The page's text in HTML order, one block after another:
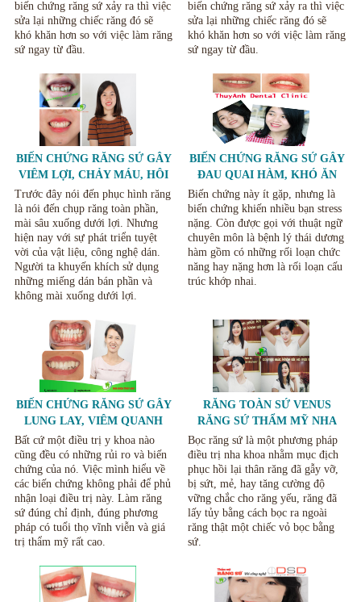
biến chứng răng sứ xảy ra thì việc
sửa lại những chiếc răng đó sẽ
khó khăn hơn so với việc làm răng
sứ ngay từ đầu.
biến chứng răng sứ xảy ra thì việc
sửa lại những chiếc răng đó sẽ
khó khăn hơn so với việc làm răng
sứ ngay từ đầu.
BIẾN CHỨNG RĂNG SỨ GÂY
VIÊM LỢI, CHẢY MÁU, HÔI
MIỆNG VÀ CÁCH KHẮC
PHỤC
Trước đây nói đến phục hình răng
là nói đến chụp răng toàn phần,
mài sâu xuống dưới lợi. Nhưng
hiện nay với sự phát triển tuyệt
vời của vật liệu, công nghệ dán.
Người ta khuyến khích sử dụng
những miếng dán bán phần và
không mài xuống dưới lợi.
BIẾN CHỨNG RĂNG SỨ GÂY
ĐAU QUAI HÀM, KHÓ ĂN
NHAI VÀ CÁCH KHẮC PHỤC
Biến chứng này ít gặp, nhưng là
biến chứng khiến nhiều bạn stress
nặng. Còn được gọi với thuật ngữ
chuyên môn là bệnh lý thái dương
hàm gồm có những rối loạn chức
năng hay nặng hơn là rối loạn cấu
trúc khớp nhai.
BIẾN CHỨNG RĂNG SỨ GÂY
LUNG LAY, VIÊM QUANH
RĂNG VÀ NỨT VỠ RĂNG SỨ
Bất cứ một điều trị y khoa nào
cũng đều có những rủi ro và biến
chứng của nó. Việc mình hiểu về
các biến chứng không phải để phủ
nhận loại điều trị này. Làm răng
sứ đúng chỉ định, đúng phương
pháp có tuổi thọ vĩnh viễn và giá
trị thẩm mỹ rất cao.
RĂNG TOÀN SỨ VENUS
RĂNG SỨ THẨM MỸ NHA
KHOA THÙY ANH THÁI
NGUYÊN
Bọc răng sứ là một phương pháp
điều trị nha khoa nhằm mục địch
phục hồi lại thân răng đã gẫy vỡ,
bị sứt, mẻ, hay tăng cường độ
vững chắc cho răng yếu, răng đã
lấy tủy bằng cách bọc ra ngoài
răng thật một chiếc vỏ bọc bằng
sứ.